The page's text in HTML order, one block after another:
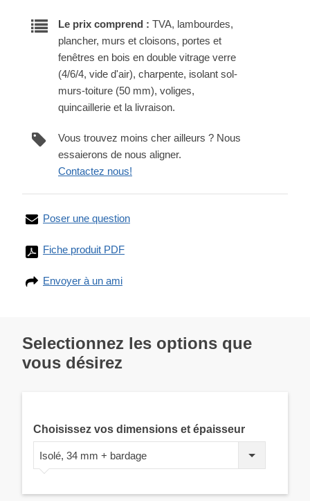
Le prix comprend : TVA, lambourdes,
plancher, murs et cloisons, portes et
fenêtres en bois en double vitrage verre
(4/6/4, vide d'air), charpente, isolant sol-
murs-toiture (50 mm), voliges,
quincaillerie et la livraison.
Vous trouvez moins cher ailleurs ? Nous
essaierons de nous aligner.
Contactez nous!
Poser une question
Fiche produit PDF
Envoyer à un ami
Selectionnez les options que
vous désirez
Choisissez vos dimensions et épaisseur
Isolé, 34 mm + bardage